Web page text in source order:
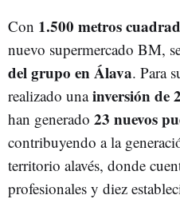
Con 1.500 metros
nuevo supermercado BM,
del grupo en Álava. Para
realizado unainversión de
han generado 23 nuevos
contribuyendo a la
territorio alavés, donde
profesionales y diez